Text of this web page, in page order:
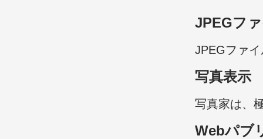
JPEGフ
JPEGファ
写真表示
写真家は、
Webパブ